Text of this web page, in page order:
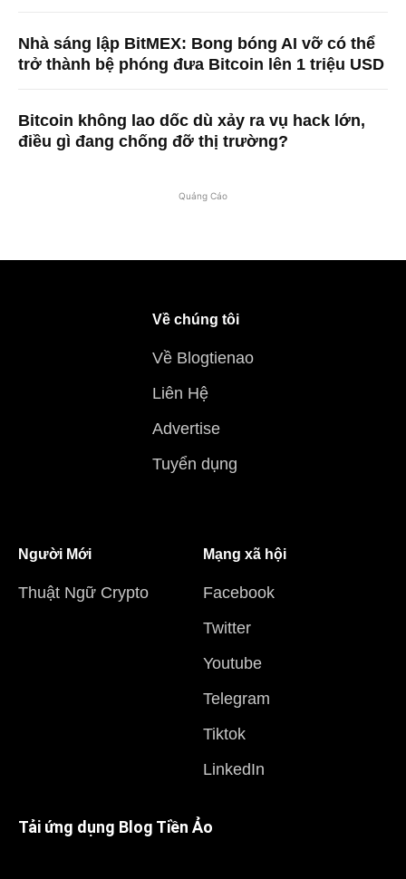
Nhà sáng lập BitMEX: Bong bóng AI vỡ có thể
trở thành bệ phóng đưa Bitcoin lên 1 triệu USD
Bitcoin không lao dốc dù xảy ra vụ hack lớn,
điều gì đang chống đỡ thị trường?
Quảng Cáo
Về chúng tôi
Về Blogtienao
Liên Hệ
Advertise
Tuyển dụng
Người Mới
Thuật Ngữ Crypto
Mạng xã hội
Facebook
Twitter
Youtube
Telegram
Tiktok
LinkedIn
Tải ứng dụng Blog Tiền Ảo